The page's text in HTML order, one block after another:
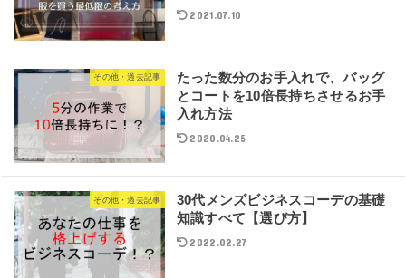
2021.07.10
その他・過去記事
たった数分のお手入れで、バッグ
とコートを10倍長持ちさせるお手
入れ方法
2020.04.25
その他・過去記事
30代メンズビジネスコーデの基礎
知識すべて【選び方】
2022.02.27